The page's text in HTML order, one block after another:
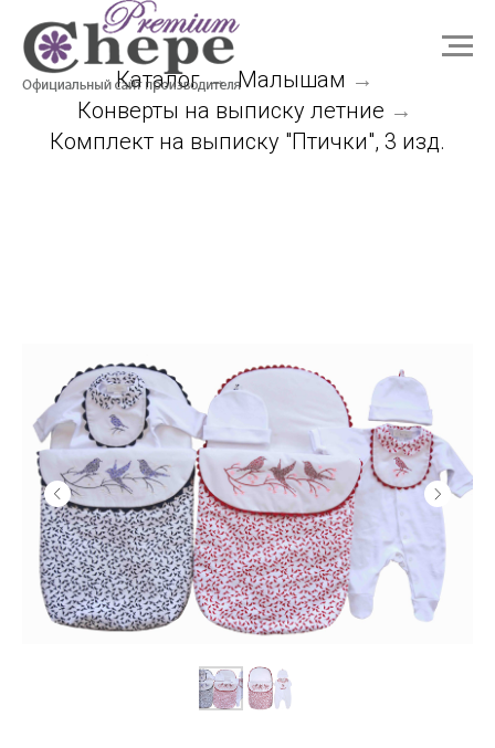
Каталог → Малышам →
Конверты на выписку летние →
Комплект на выписку "Птички", 3 изд.